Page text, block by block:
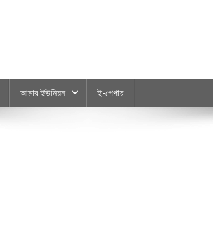
আমার ইউনিয়ন ই-পেপার